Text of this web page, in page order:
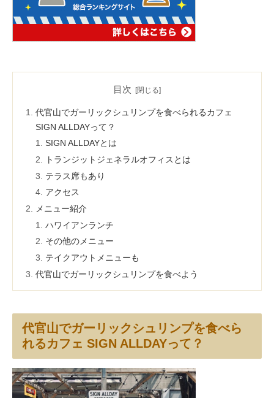
目次
代官山でガーリックシュリンプを食べられるカフェ
SIGN ALLDAYって？
SIGN ALLDAYとは
トランジットジェネラルオフィスとは
テラス席もあり
アクセス
メニュー紹介
ハワイアンランチ
その他のメニュー
テイクアウトメニューも
代官山でガーリックシュリンプを食べよう
代官山でガーリックシュリンプを食べら
れるカフェ SIGN ALLDAYって？